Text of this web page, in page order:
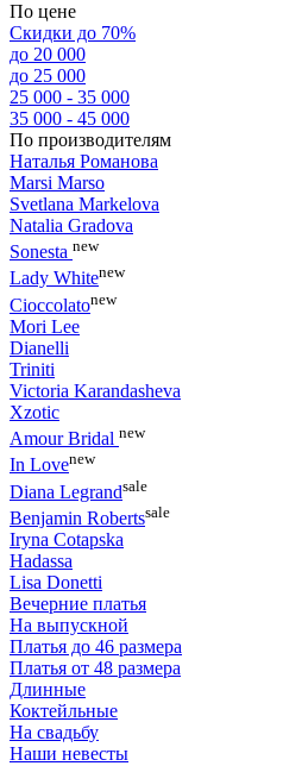
По цене
Скидки до 70%
до 20 000
до 25 000
25 000 - 35 000
35 000 - 45 000
По производителям
Наталья Романова
Marsi Marsо
Svetlana Markelova
Natalia Gradova
Sonesta new
Lady Whitenew
Cioccolatonew
Mori Lee
Dianelli
Triniti
Victoria Karandasheva
Xzotic
Amour Bridal new
In Lovenew
Diana Legrandsale
Benjamin Robertssale
Iryna Cotapska
Hadassa
Lisa Donetti
Вечерние платья
На выпускной
Платья до 46 размера
Платья от 48 размера
Длинные
Коктейльные
На свадьбу
Наши невесты